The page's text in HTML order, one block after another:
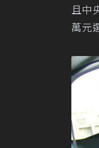
且中
萬元